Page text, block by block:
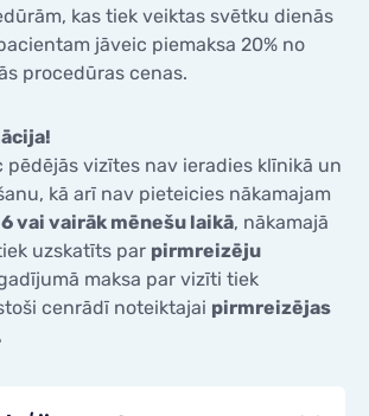
kas tiek veiktas svētku dienās
jāveic piemaksa 20% no
procedūras cenas.
vizītes nav ieradies klīnikā un
kā arī nav pieteicies nākamajam
6 vai vairāk mēnešu laikā, nākamajā
uzskatīts par pirmreizēju
maksa par vizīti tiek
cenrādī noteiktajai pirmreizējas